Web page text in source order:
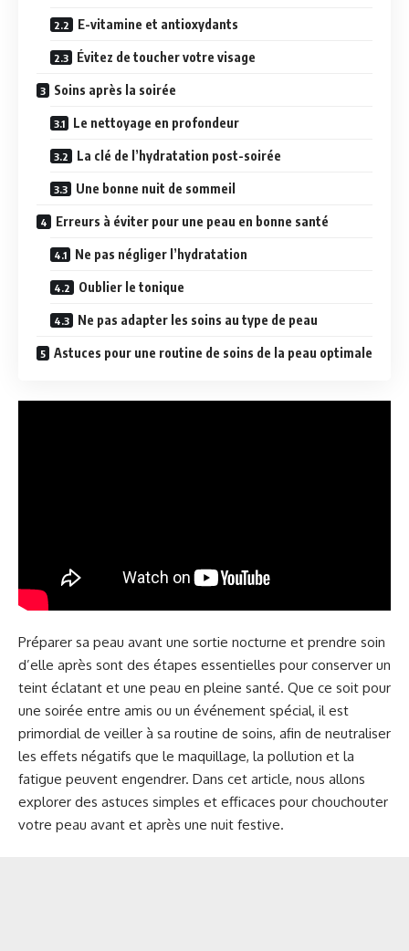
E-vitamine et antioxydants
Évitez de toucher votre visage
Soins après la soirée
Le nettoyage en profondeur
La clé de l’hydratation post-soirée
Une bonne nuit de sommeil
Erreurs à éviter pour une peau en bonne santé
Ne pas négliger l’hydratation
Oublier le tonique
Ne pas adapter les soins au type de peau
Astuces pour une routine de soins de la peau optimale
Préparer sa peau avant une sortie nocturne et prendre soin
d’elle après sont des étapes essentielles pour conserver un
teint éclatant et une peau en pleine santé. Que ce soit pour
une soirée entre amis ou un événement spécial, il est
primordial de veiller à sa routine de soins, afin de neutraliser
les effets négatifs que le maquillage, la pollution et la
fatigue peuvent engendrer. Dans cet article, nous allons
explorer des astuces simples et efficaces pour chouchouter
votre peau avant et après une nuit festive.